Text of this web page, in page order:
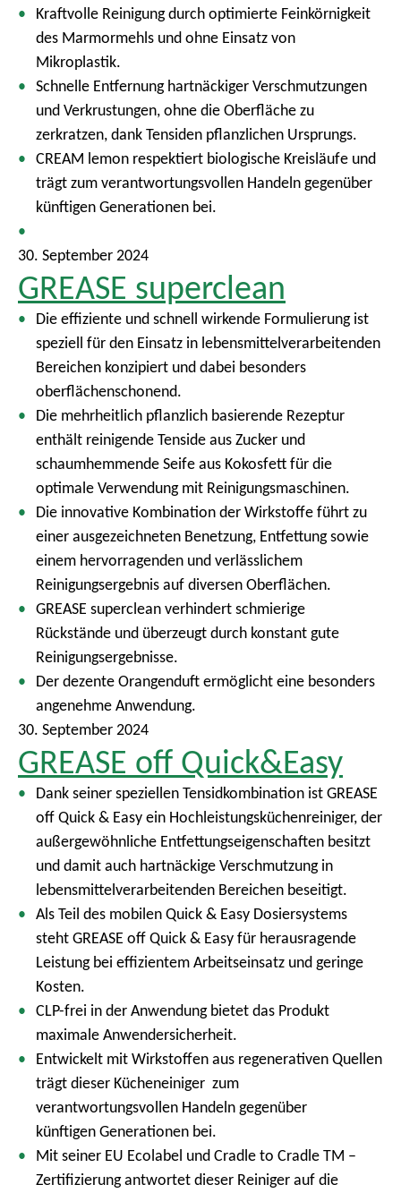
Kraftvolle Reinigung durch optimierte Feinkörnigkeit
des Marmormehls und ohne Einsatz von
Mikroplastik.
Schnelle Entfernung hartnäckiger Verschmutzungen
und Verkrustungen, ohne die Oberfläche zu
zerkratzen, dank Tensiden pflanzlichen Ursprungs.
CREAM lemon respektiert biologische Kreisläufe und
trägt zum verantwortungsvollen Handeln gegenüber
künftigen Generationen bei.
30. September 2024
GREASE superclean
Die effiziente und schnell wirkende Formulierung ist
speziell für den Einsatz in lebensmittelverarbeitenden
Bereichen konzipiert und dabei besonders
oberflächenschonend.
Die mehrheitlich pflanzlich basierende Rezeptur
enthält reinigende Tenside aus Zucker und
schaumhemmende Seife aus Kokosfett für die
optimale Verwendung mit Reinigungsmaschinen.
Die innovative Kombination der Wirkstoffe führt zu
einer ausgezeichneten Benetzung, Entfettung sowie
einem hervorragenden und verlässlichem
Reinigungsergebnis auf diversen Oberflächen.
GREASE superclean verhindert schmierige
Rückstände und überzeugt durch konstant gute
Reinigungsergebnisse.
Der dezente Orangenduft ermöglicht eine besonders
angenehme Anwendung.
30. September 2024
GREASE off Quick&Easy
Dank seiner speziellen Tensidkombination ist GREASE
off Quick & Easy ein Hochleistungsküchenreiniger, der
außergewöhnliche Entfettungseigenschaften besitzt
und damit auch hartnäckige Verschmutzung in
lebensmittelverarbeitenden Bereichen beseitigt.
Als Teil des mobilen Quick & Easy Dosiersystems
steht GREASE off Quick & Easy für herausragende
Leistung bei effizientem Arbeitseinsatz und geringe
Kosten.
CLP-frei in der Anwendung bietet das Produkt
maximale Anwendersicherheit.
Entwickelt mit Wirkstoffen aus regenerativen Quellen
trägt dieser Kücheneiniger zum
verantwortungsvollen Handeln gegenüber
künftigen Generationen bei.
Mit seiner EU Ecolabel und Cradle to Cradle TM –
Zertifizierung antwortet dieser Reiniger auf die